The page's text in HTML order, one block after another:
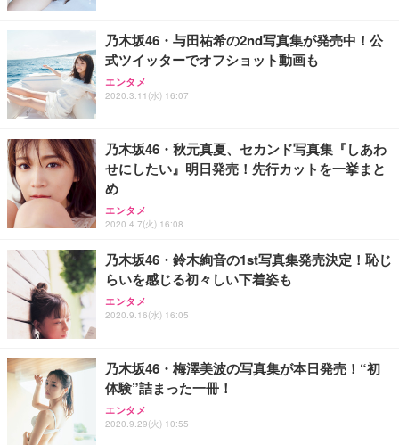
乃木坂46・与田祐希の2nd写真集が発売中！公
式ツイッターでオフショット動画も
エンタメ
2020.3.11(水) 16:07
乃木坂46・秋元真夏、セカンド写真集『しあわ
せにしたい』明日発売！先行カットを一挙まと
め
エンタメ
2020.4.7(火) 16:08
乃木坂46・鈴木絢音の1st写真集発売決定！恥じ
らいを感じる初々しい下着姿も
エンタメ
2020.9.16(水) 16:05
乃木坂46・梅澤美波の写真集が本日発売！“初
体験”詰まった一冊！
エンタメ
2020.9.29(火) 10:55